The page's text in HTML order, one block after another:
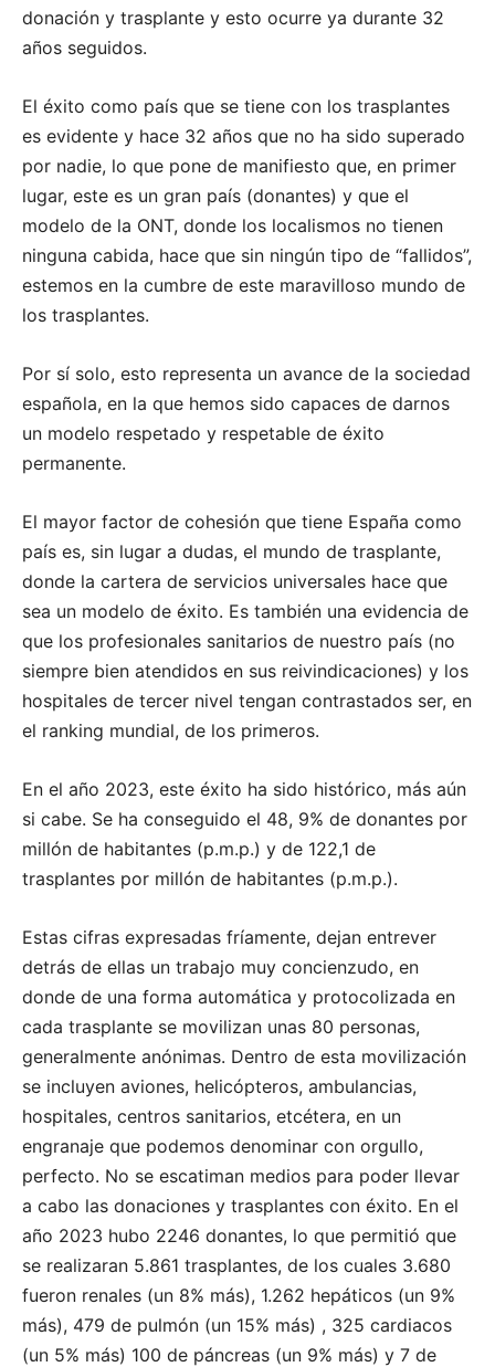
donación y trasplante y esto ocurre ya durante 32
años seguidos.
El éxito como país que se tiene con los trasplantes
es evidente y hace 32 años que no ha sido superado
por nadie, lo que pone de manifiesto que, en primer
lugar, este es un gran país (donantes) y que el
modelo de la ONT, donde los localismos no tienen
ninguna cabida, hace que sin ningún tipo de “fallidos”,
estemos en la cumbre de este maravilloso mundo de
los trasplantes.
Por sí solo, esto representa un avance de la sociedad
española, en la que hemos sido capaces de darnos
un modelo respetado y respetable de éxito
permanente.
El mayor factor de cohesión que tiene España como
país es, sin lugar a dudas, el mundo de trasplante,
donde la cartera de servicios universales hace que
sea un modelo de éxito. Es también una evidencia de
que los profesionales sanitarios de nuestro país (no
siempre bien atendidos en sus reivindicaciones) y los
hospitales de tercer nivel tengan contrastados ser, en
el ranking mundial, de los primeros.
En el año 2023, este éxito ha sido histórico, más aún
si cabe. Se ha conseguido el 48, 9% de donantes por
millón de habitantes (p.m.p.) y de 122,1 de
trasplantes por millón de habitantes (p.m.p.).
Estas cifras expresadas fríamente, dejan entrever
detrás de ellas un trabajo muy concienzudo, en
donde de una forma automática y protocolizada en
cada trasplante se movilizan unas 80 personas,
generalmente anónimas. Dentro de esta movilización
se incluyen aviones, helicópteros, ambulancias,
hospitales, centros sanitarios, etcétera, en un
engranaje que podemos denominar con orgullo,
perfecto. No se escatiman medios para poder llevar
a cabo las donaciones y trasplantes con éxito. En el
año 2023 hubo 2246 donantes, lo que permitió que
se realizaran 5.861 trasplantes, de los cuales 3.680
fueron renales (un 8% más), 1.262 hepáticos (un 9%
más), 479 de pulmón (un 15% más) , 325 cardiacos
(un 5% más) 100 de páncreas (un 9% más) y 7 de